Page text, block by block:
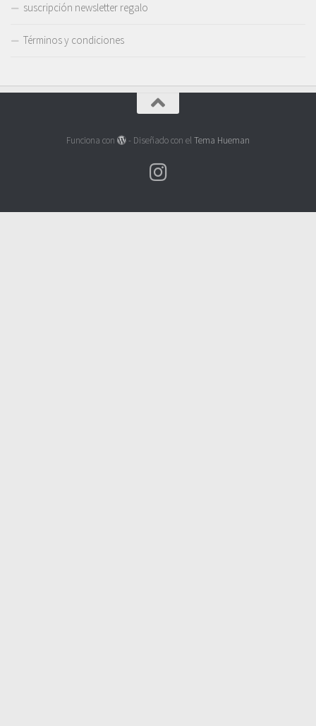
suscripción newsletter regalo
Términos y condiciones
Funciona con - Diseñado con elTema Hueman